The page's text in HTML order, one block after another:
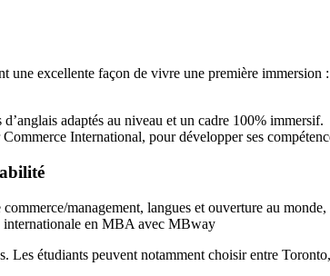
une excellente façon de vivre une première
adaptés au niveau et un cadre 100% immersif.
International, pour développer ses
management, langues et ouverture au
internationale en MBA avec MBway
étudiants peuvent notamment choisir entre